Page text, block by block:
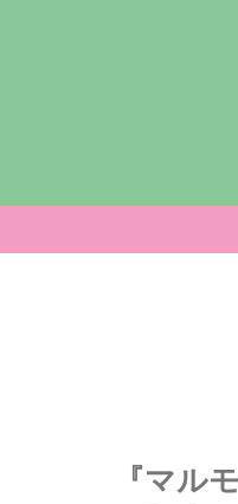
『マル